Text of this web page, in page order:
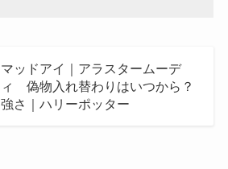
マッドアイ｜アラスタームーデ
ィ 偽物入れ替わりはいつから？
強さ｜ハリーポッター